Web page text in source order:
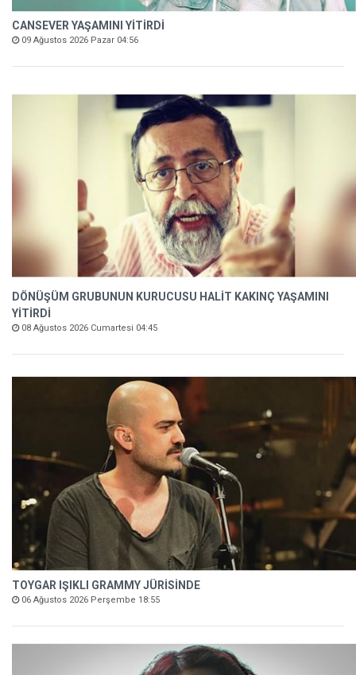
CANSEVER YAŞAMINI YİTİRDİ
09 Ağustos 2026 Pazar 04:56
DÖNÜŞÜM GRUBUNUN KURUCUSU HALİT KAKINÇ YAŞAMINI
YİTİRDİ
08 Ağustos 2026 Cumartesi 04:45
TOYGAR IŞIKLI GRAMMY JÜRİSİNDE
06 Ağustos 2026 Perşembe 18:55